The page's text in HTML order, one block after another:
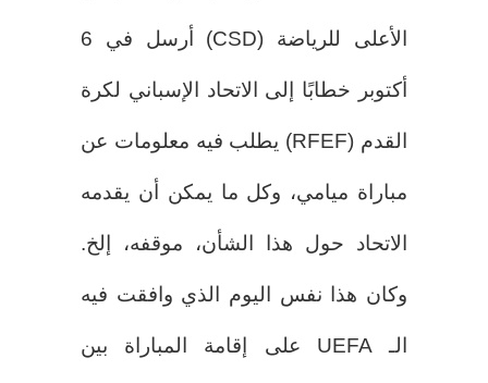
الأعلى للرياضة (CSD) أرسل في 6
أكتوبر خطابًا إلى الاتحاد الإسباني لكرة
القدم (RFEF) يطلب فيه معلومات عن
مباراة ميامي، وكل ما يمكن أن يقدمه
الاتحاد حول هذا الشأن، موقفه، إلخ.
وكان هذا نفس اليوم الذي وافقت فيه
الـ UEFA على إقامة المباراة بين